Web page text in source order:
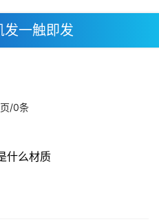
一触即发
/0条
什么材质